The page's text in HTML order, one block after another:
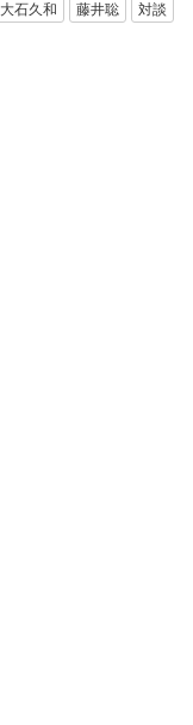
大石久和 藤井聡 対談